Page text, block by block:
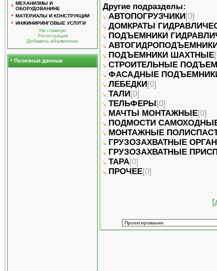
МЕХАНИЗМЫ И
ОБОРУДОВАНИНЕ
МАТЕРИАЛЫ И КОНСТРУКЦИИ
ИНЖИНИРИНГОВЫЕ УСЛУГИ
На главную
Регистрация
Добавить объявление
Полезные данные
Другие подразделы:
АВТОПОГРУЗЧИКИ[0]
ДОМКРАТЫ
ПОДЪЕМНИКИ
ПОДЪЕМНИКИ ШАХТНЫЕ
СТРОИТЕЛЬНЫЕ
ФАСАДНЫЕ
ЛЕБЕДКИ[0]
ТАЛИ[0]
ТЕЛЬФЕРЫ[0]
МАЧТЫ МОНТАЖНЫЕ[0]
ПОДМОСТИ
МОНТАЖНЫЕ
ГРУЗОЗАХВАТНЫЕ
ГРУЗОЗАХВАТНЫЕ
ТАРА[0]
ПРОЧЕЕ[0]